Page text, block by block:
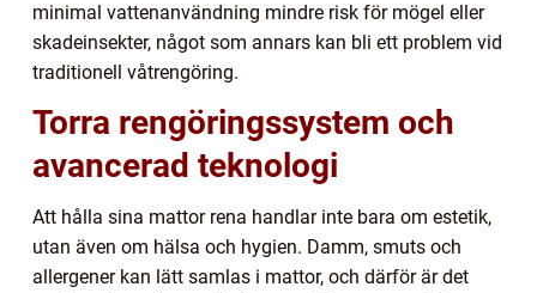
minimal vattenanvändning mindre risk för mögel eller
skadeinsekter, något som annars kan bli ett problem vid
traditionell våtrengöring.
Torra rengöringssystem och
avancerad teknologi
Att hålla sina mattor rena handlar inte bara om estetik,
utan även om hälsa och hygien. Damm, smuts och
allergener kan lätt samlas i mattor, och därför är det